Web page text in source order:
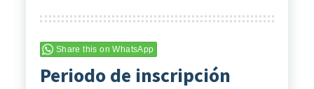
Share this on WhatsApp
Periodo de inscripción